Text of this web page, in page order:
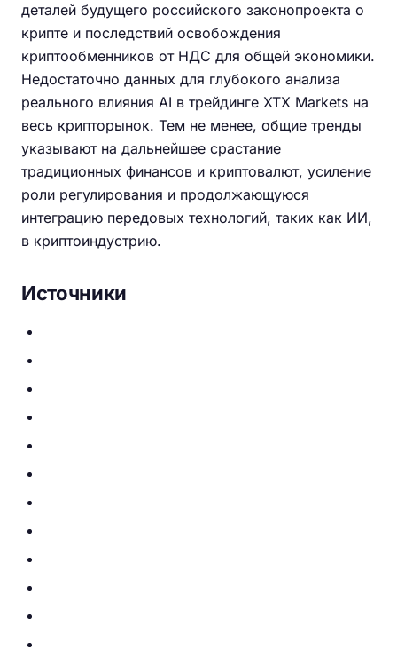
деталей будущего российского законопроекта о
крипте и последствий освобождения
криптообменников от НДС для общей экономики.
Недостаточно данных для глубокого анализа
реального влияния AI в трейдинге XTX Markets на
весь крипторынок. Тем не менее, общие тренды
указывают на дальнейшее срастание
традиционных финансов и криптовалют, усиление
роли регулирования и продолжающуюся
интеграцию передовых технологий, таких как ИИ,
в криптоиндустрию.
Источники